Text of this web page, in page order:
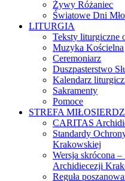
Żywy Różaniec
Światowe Dni
LITURGIA
Teksty liturgiczne
Muzyka Kościelna
Ceremoniarz
Duszpasterstwo
Kalendarz
Sakramenty
Pomoce
STREFA
CARITAS
Standardy
Krakowskiej
Wersja skrócona
Archidiecezji
Reguła